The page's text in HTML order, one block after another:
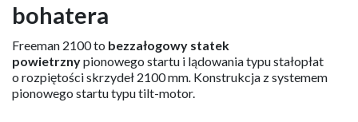
bohatera
Freeman 2100 to bezzałogowy statek
powietrznypionowego startu i lądowania typu stałopłat
o rozpiętości skrzydeł 2100 mm. Konstrukcja z systemem
pionowego startu typu tilt-motor.